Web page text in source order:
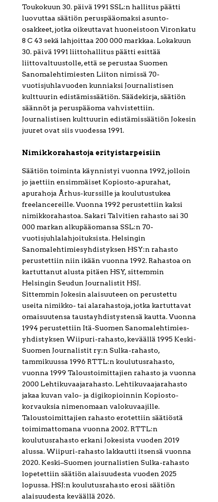
Toukokuun 30. päivä 1991 SSL:n hallitus päätti
luovuttaa säätiön peruspääomaksi asunto-
osakkeet, jotka oikeuttavat huoneistoon Vironkatu
8 C 43 sekä lahjoittaa 200 000 markkaa. Lokakuun
30. päivä 1991 liittohallitus päätti esittää
liittovaltuustolle, että se perustaa Suomen
Sanomalehtimiesten Liiton nimissä 70-
vuotisjuhlavuoden kunniaksi Journalistisen
kulttuurin edistämissäätiön. Säädekirja, säätiön
säännöt ja peruspääoma vahvistettiin.
Journalistisen kulttuurin edistämissäätiön Jokesin
juuret ovat siis vuodessa 1991.
Nimikkorahastoja erityistarpeisiin
Säätiön toiminta käynnistyi vuonna 1992, jolloin
jo jaettiin ensimmäiset Kopiosto-apurahat,
apurahoja Århus-kurssille ja koulutustukea
freelancereille. Vuonna 1992 perustettiin kaksi
nimikkorahastoa. Sakari Talvitien rahasto sai 30
000 markan alkupääomansa SSL:n 70-
vuotisjuhlalahjoituksista. Helsingin
Sanomalehtimiesyhdistyksen HSY:n rahasto
perustettiin niin ikään vuonna 1992. Rahastoa on
kartuttanut alusta pitäen HSY, sittemmin
Helsingin Seudun Journalistit HSJ.
Sittemmin Jokesin alaisuuteen on perustettu
useita nimikko- tai alarahastoja, jotka kartuttavat
omaisuutensa taustayhdistystensä kautta. Vuonna
1994 perustettiin Itä-Suomen Sanomalehtimies-
yhdistyksen Wiipuri-rahasto, keväällä 1995 Keski-
Suomen Journalistit ry:n Sulka-rahasto,
tammikuussa 1996 RTTL:n koulutusrahasto,
vuonna 1999 Taloustoimittajien rahasto ja vuonna
2000 Lehtikuvaajarahasto. Lehtikuvaajarahasto
jakaa kuvan valo- ja digikopioinnin Kopiosto-
korvauksia nimenomaan valokuvaajille.
Taloustoimittajien rahasto erotettiin säätiöstä
toimimattomana vuonna 2002. RTTL:n
koulutusrahasto erkani Jokesista vuoden 2019
alussa. Wiipuri-rahasto lakkautti itsensä vuonna
2020. Keski–Suomen journalistien Sulka-rahasto
lopetettiin säätiön alaisuudesta vuoden 2025
lopussa. HSJ:n koulutusrahasto erosi säätiön
alaisuudesta keväällä 2026.